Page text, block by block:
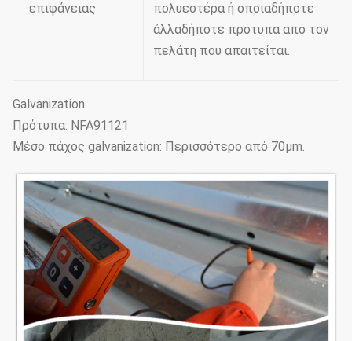
επιφάνειας
πολυεστέρα ή οποιαδήποτε
άλλαδήποτε πρότυπα από τον
πελάτη που απαιτείται.
Galvanization
Πρότυπα: NFA91121
Μέσο πάχος galvanization: Περισσότερο από 70μm.